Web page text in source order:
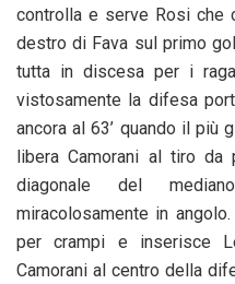
controlla e serve Rosi che
destro di Fava sul primo
tutta in discesa per i
vistosamente la difesa
ancora al 63’ quando il più
libera Camorani al tiro
diagonale del
miracolosamente in
per crampi e inserisce
Camorani al centro della